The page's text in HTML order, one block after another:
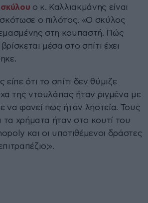
ο κ. Καλλιακμάνης είναι
σκότωσε ο πιλότος. «Ο σκύλος
στη κουπαστή. Πώς
μέσα στο σπίτι έχει
ότι το σπίτι δεν θύμιζε
της ντουλάπας ήταν ριγμένα με
να φανεί πως ήταν ληστεία. Τους
τα χρήματα ήταν στο κουτί του
και οι υποτιθέμενοι δράστες